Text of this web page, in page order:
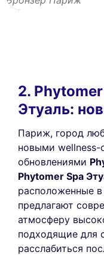
2.
Этуаль:
Париж, город
новыми
обновлениями
Phytomer Spa
расположенные
предлагают
атмосферу
подходящие для
расслабиться